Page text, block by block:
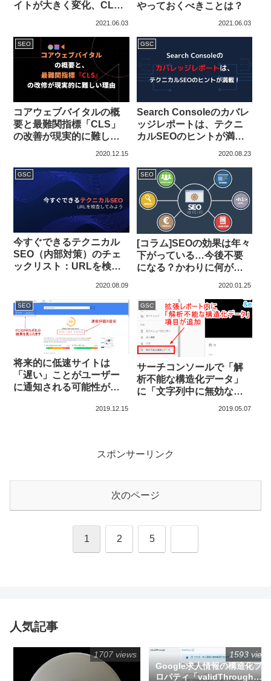
イトが大きく変化、CLS
2021.06.03
やっておくべきことは？
2021.06.03
SEO
コアウェブバイタルの概
要と最難関指標「CLS」
の改善が現実的に難しい
2020.12.15
GSC
Search Consoleのカバレ
ッジレポートは、テクニ
カルSEOのヒントが満
2020.08.23
GSC
今すぐできるテクニカル
SEO（内部対策）のチェ
ックリスト：URLを検査
2020.08.09
SEO
[コラム]SEOの効果は年々
下がっている…今後不要
になる？かわりに何が必
2020.01.25
SEO
将来的に低速サイトは
「遅い」ことがユーザー
に通知される可能性があ
2019.12.15
GSC
サーチコンソールで「解
析不能な構造化データ」
に「文字列中に無効なエ
2019.05.07
スポンサーリンク
次のページ
1 2 5
人気記事
1707 views
Google求人情報の構造化プ
ロパティ「validThrough」
1593